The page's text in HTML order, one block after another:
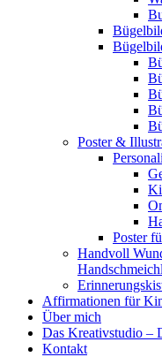
Poster &
Poster
Handvoll
Affirmationen für
Über mich
Das Kreativstudio –
Kontakt